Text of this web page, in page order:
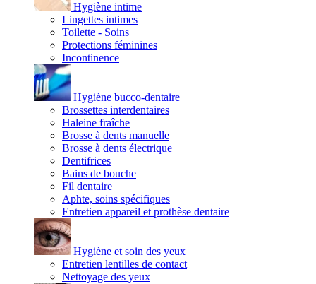
Hygiène intime
Lingettes intimes
Toilette - Soins
Protections féminines
Incontinence
Hygiène bucco-dentaire
Brossettes interdentaires
Haleine fraîche
Brosse à dents manuelle
Brosse à dents électrique
Dentifrices
Bains de bouche
Fil dentaire
Aphte, soins spécifiques
Entretien appareil et prothèse dentaire
Hygiène et soin des yeux
Entretien lentilles de contact
Nettoyage des yeux